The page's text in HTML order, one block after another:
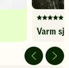
Denne
fått
5
Varm